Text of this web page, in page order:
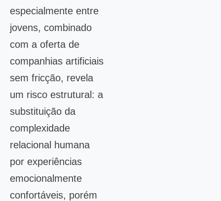
especialmente entre
jovens, combinado
com a oferta de
companhias artificiais
sem fricção, revela
um risco estrutural: a
substituição da
complexidade
relacional humana
por experiências
emocionalmente
confortáveis, porém